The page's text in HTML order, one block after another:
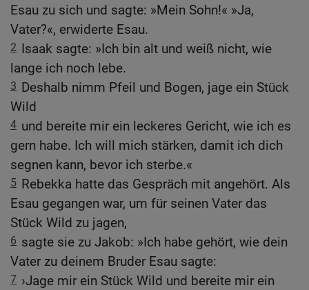
Esau zu sich und sagte: »Mein Sohn!« »Ja,
Vater?«, erwiderte Esau.
2 Isaak sagte: »Ich bin alt und weiß nicht, wie
lange ich noch lebe.
3 Deshalb nimm Pfeil und Bogen, jage ein Stück
Wild
4 und bereite mir ein leckeres Gericht, wie ich es
gern habe. Ich will mich stärken, damit ich dich
segnen kann, bevor ich sterbe.«
5 Rebekka hatte das Gespräch mit angehört. Als
Esau gegangen war, um für seinen Vater das
Stück Wild zu jagen,
6 sagte sie zu Jakob: »Ich habe gehört, wie dein
Vater zu deinem Bruder Esau sagte:
7 ›Jage mir ein Stück Wild und bereite mir ein